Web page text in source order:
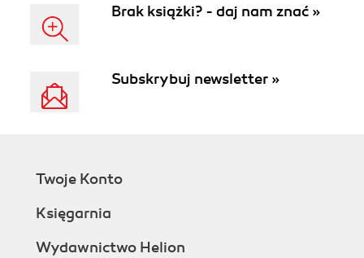
Brak książki? - daj nam znać »
Subskrybuj newsletter »
Twoje Konto
Księgarnia
Wydawnictwo Helion